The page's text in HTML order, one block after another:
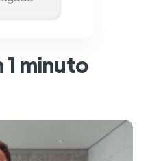
1 minuto